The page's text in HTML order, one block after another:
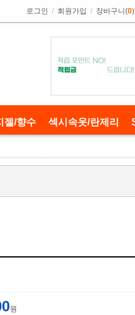
로그인 / 회원가입 / 장바구니(0)
젤/향수 섹시속옷/란제리
원